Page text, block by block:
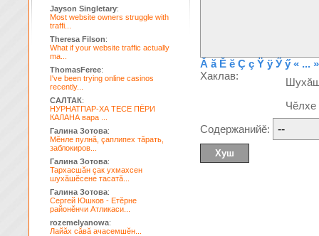
Ă ă Ĕ ĕ Ç ç Ÿ ÿ Ӳ ӳ « ... »
Хаклав:
Содержанийĕ:
Jayson Singletary:
Most website owners struggle with
traffi...
Theresa Filson:
What if your website traffic actually
ma...
ThomasFeree:
I've been trying online casinos
recently...
САЛТАК:
НУРНАТПАР-ХА ТЕСЕ ПЁРИ
КАЛАНА вара ...
Галина Зотова:
Мĕнле пулнă, çаплипех тăрать,
заблокиров...
Галина Зотова:
Тархасшăн çак ухмахсен
шухăшĕсене тасатă...
Галина Зотова:
Сергей Юшков - Етĕрне
районĕнчи Атликаси...
rozemelyanowa:
Лайăх сăвă ачасемшĕн...